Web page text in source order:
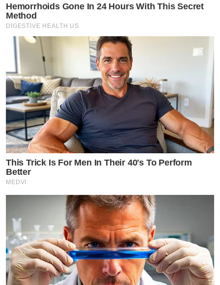
Hemorrhoids Gone In 24 Hours With This Secret
Method
DIGESTIVE HEALTH US
This Trick Is For Men In Their 40's To Perform
Better
MEDVI